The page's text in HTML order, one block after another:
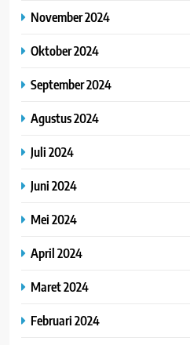
November 2024
Oktober 2024
September 2024
Agustus 2024
Juli 2024
Juni 2024
Mei 2024
April 2024
Maret 2024
Februari 2024